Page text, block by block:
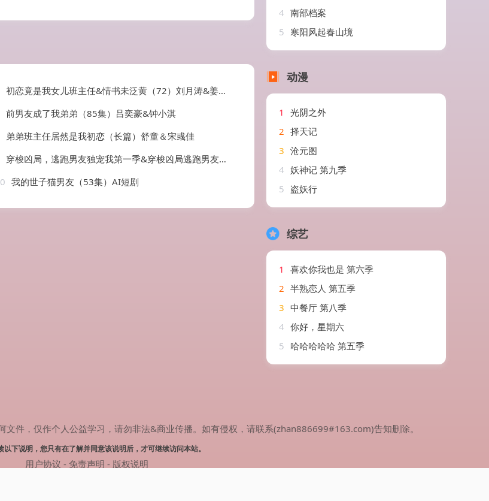
初恋竟是我女儿班主任&情书未泛黄（72）刘月涛&姜羽星
前男友成了我弟弟（85集）吕奕豪&钟小淇
弟弟班主任居然是我初恋（长篇）舒童＆宋彧佳
穿梭凶局，逃跑男友独宠我第一季&穿梭凶局逃跑男友独宠我第一季（69集）AI短剧
我的世子猫男友（53集）AI短剧
4 南部档案
5 寒阳风起春山境
动漫
1
光阴之外
2 择天记
3 沧元图
4 妖神记 第九季
5 盗妖行
综艺
1
喜欢你我也是 第六季
2 半熟恋人 第五季
3 中餐厅 第八季
4 你好，星期六
5 哈哈哈哈哈 第五季
件，仅作个人公益学习，请勿非法&商业传播。如有侵权，请联系(zhan886699#163.com)告知删除。
以下说明，您只有在了解并同意该说明后，才可继续访问本站。
用户协议 - 免责声明 - 版权说明